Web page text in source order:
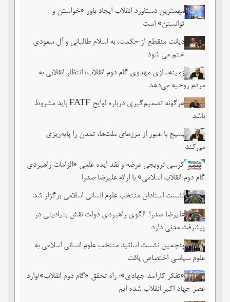
مهمترین دستاورد انقلاب ایجاد باور «خواستن و
توانستن» است
دیانت منقطع از حکمت، به اسلام طالبانی و آل سعودی
ختم می شود
زمینه‌سازی مهدوی گام دوم انقلاب/ انتظار انقلابی به
مردم روحیه می‌دهد
هرگونه تصمیم‌گیری درباره لوایح FATF باید مشروط
باشد
بسیج با عبور از مرزهای ملت‌‌ها، تمدن را پایه‌ریزی
می‌کند
کرسی ترویجی عرضه و نقد ایده علمی «الزامات راهبردی
گام دوم انقلاب اسلامی» با ارائه علیرضا صدرا
نشست استادان منتخب علوم انسانی اسلامی برگزار شد
علیرضا صدرا: الگوی راهبردی دولت نقش بنیادینی در
پیشرفت مدنی دارد
پنجمین نشست اساتید منتخب علوم انسانی اسلامی به
علوم سیاسی اختصاص یافت
«تفکر کارآمد جهادی»؛ راه تحقق «گام دوم انقلاب»/وارد
عصر جهاد اکبر انقلاب شده ایم